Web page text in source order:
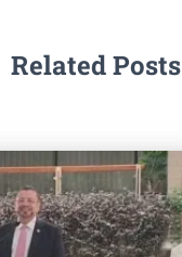
Related Posts